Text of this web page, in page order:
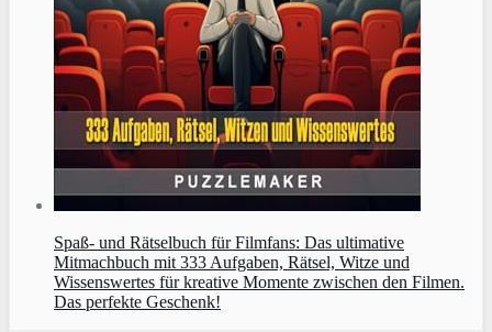
Spaß- und Rätselbuch für Filmfans: Das ultimative
Mitmachbuch mit 333 Aufgaben, Rätsel, Witze und
Wissenswertes für kreative Momente zwischen den Filmen.
Das perfekte Geschenk!